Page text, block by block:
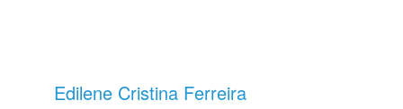
Edilene Cristina Ferreira